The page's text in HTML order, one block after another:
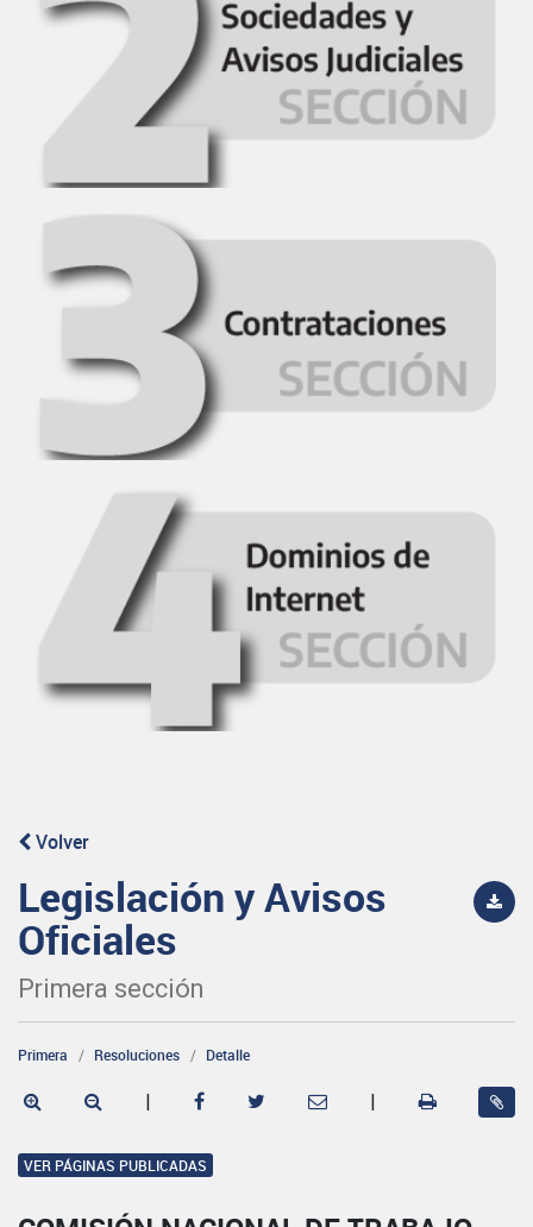
Volver
Legislación y Avisos
Oficiales
Primera sección
Primera Resoluciones Detalle
| |
VER PÁGINAS PUBLICADAS